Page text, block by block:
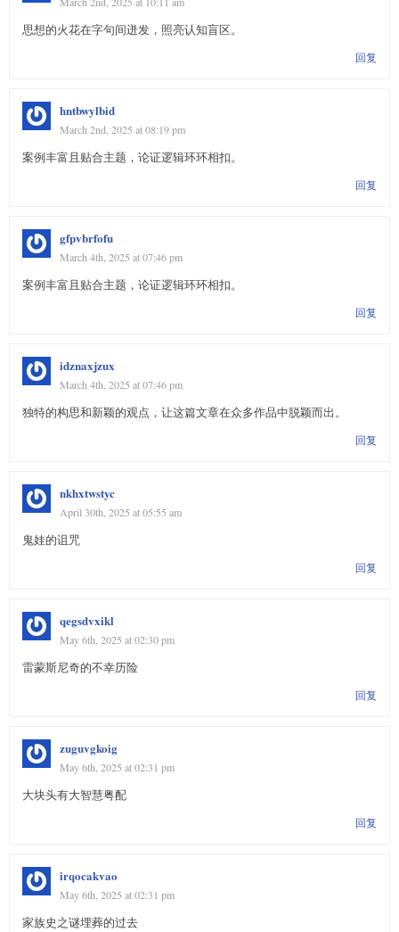
思想的火花在字句间迸发，照亮认知盲区。
回复
hntbwylbid
March 2nd, 2025 at 08:19 pm
案例丰富且贴合主题，论证逻辑环环相扣。
回复
gfpvbrfofu
March 4th, 2025 at 07:46 pm
案例丰富且贴合主题，论证逻辑环环相扣。
回复
idznaxjzux
March 4th, 2025 at 07:46 pm
独特的构思和新颖的观点，让这篇文章在众多作品中脱颖而出。
回复
nkhxtwstyc
April 30th, 2025 at 05:55 am
鬼娃的诅咒
回复
qegsdvxikl
May 6th, 2025 at 02:30 pm
雷蒙斯尼奇的不幸历险
回复
zuguvgkoig
May 6th, 2025 at 02:31 pm
大块头有大智慧粤配
回复
irqocakvao
May 6th, 2025 at 02:31 pm
家族史之谜埋葬的过去